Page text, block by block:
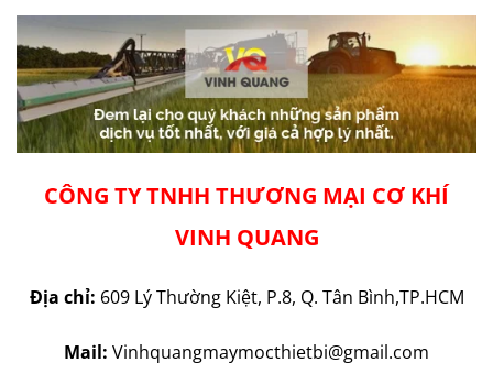
CÔNG TY TNHH THƯƠNG MẠI CƠ KHÍ
VINH QUANG
Địa chỉ: 609 Lý Thường Kiệt, P.8, Q. Tân Bình,TP.HCM
Mail: Vinhquangmaymocthietbi@gmail.com